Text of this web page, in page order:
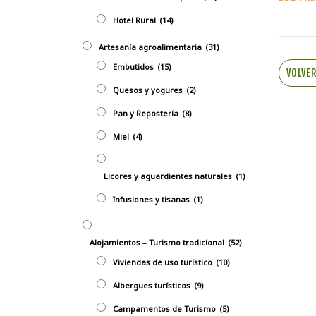
Hotel Rural (14)
Artesanía agroalimentaria (31)
Embutidos (15)
Quesos y yogures (2)
Pan y Repostería (8)
Miel (4)
Licores y aguardientes naturales (1)
Infusiones y tisanas (1)
Alojamientos – Turismo tradicional (52)
Viviendas de uso turístico (10)
Albergues turísticos (9)
Campamentos de Turismo (5)